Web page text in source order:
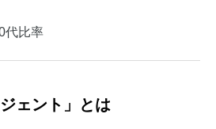
代比率
ェント」とは